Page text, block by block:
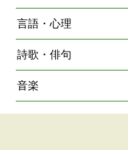
言語・心理
詩歌・俳句
音楽